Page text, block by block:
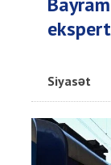
Siyasət